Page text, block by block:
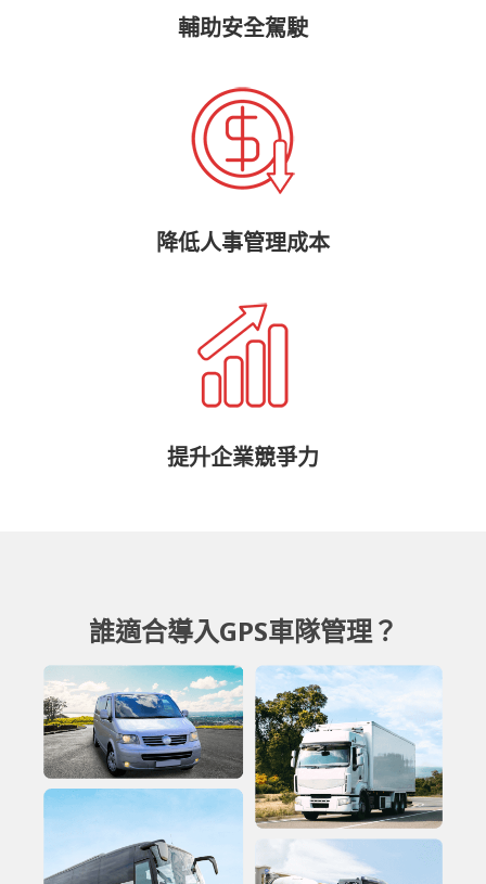
輔助安全駕駛
降低人事管理成本
提升企業競爭力
誰適合導入GPS車隊管理？